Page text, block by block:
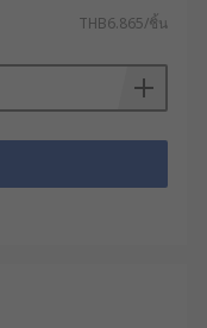
THB6.865/ชิ้น